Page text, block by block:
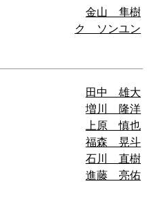
金山 隼樹
ク ソンユン
田中 雄大
増川 隆洋
上原 慎也
福森 晃斗
石川 直樹
進藤 亮佑